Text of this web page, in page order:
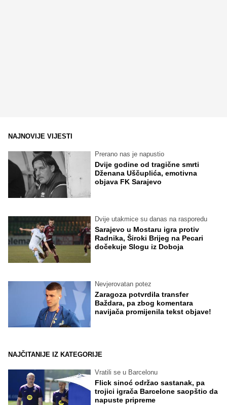
NAJNOVIJE VIJESTI
Prerano nas je napustio
Dvije godine od tragične smrti
Dženana Uščuplića, emotivna
objava FK Sarajevo
Dvije utakmice su danas na rasporedu
Sarajevo u Mostaru igra protiv
Radnika, Široki Brijeg na Pecari
dočekuje Slogu iz Doboja
Nevjerovatan potez
Zaragoza potvrdila transfer
Baždara, pa zbog komentara
navijača promijenila tekst objave!
NAJČITANIJE IZ KATEGORIJE
Vratili se u Barcelonu
Flick sinoć održao sastanak, pa
trojici igrača Barcelone saopštio da
napuste pripreme